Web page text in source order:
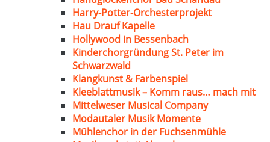
Harry-Potter-Orchesterprojekt
Hau Drauf Kapelle
Hollywood in Bessenbach
Kinderchorgründung St. Peter im
Schwarzwald
Klangkunst & Farbenspiel
Kleeblattmusik – Komm raus… mach mit
Mittelweser Musical Company
Modautaler Musik Momente
Mühlenchor in der Fuchsenmühle